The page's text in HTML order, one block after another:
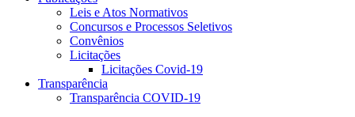
Leis e Atos Normativos
Concursos e Processos Seletivos
Convênios
Licitações
Licitações Covid-19
Transparência
Transparência COVID-19